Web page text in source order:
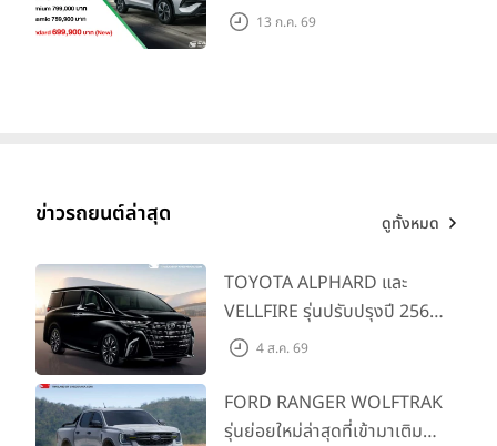
สอบถามข้อมูล โทร.1286 Millennium Auto Connect
LINE: @millenniumauto
แท็กที่เกี่ยวข้อง ข่าวบีเอ็มดับเบิลยู
BMW Millennium Auto
คาดการณ์ 699,900 บาท รุ่น
13 ก.ค. 69
ข่าวรถยนต์ล่าสุด ดูทั้งหมด
TOYOTA ALPHARD และ
VELLFIRE รุ่นปรับปรุงปี 2569
พร้อมรุ่นย่อยใหม่ HEV
4 ส.ค. 69
FORD RANGER WOLFTRAK
รุ่นย่อยใหม่ล่าสุดที่เข้ามาเติม